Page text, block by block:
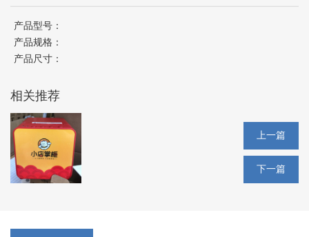
产品型号：
产品规格：
产品尺寸：
相关推荐
上一篇
下一篇